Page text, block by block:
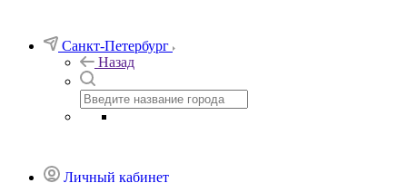
Санкт-Петербург
Назад
Личный кабинет